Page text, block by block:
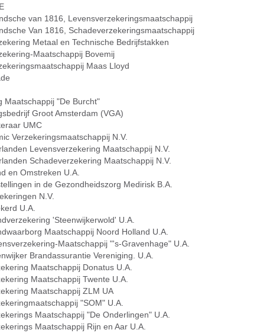
van 1816, Levensverzekeringsmaatschappij
Van 1816, Schadeverzekeringsmaatschappij
Metaal en Technische Bedrijfstakken
Maatschappij Bovemij
Maas Lloyd
Maatschappij "De Burcht"
Groot Amsterdam (VGA)
UMC
Verzekeringsmaatschappij N.V.
Levensverzekering Maatschappij N.V.
Schadeverzekering Maatschappij N.V.
en Omstreken U.A.
in de Gezondheidszorg Medirisk B.A.
N.V.
U.A.
'Steenwijkerwold' U.A.
Maatschappij Noord Holland U.A.
Maatschappij "'s-Gravenhage" U.A.
Brandassurantie Vereniging. U.A.
Maatschappij Donatus U.A.
Maatschappij Twente U.A.
Maatschappij ZLM UA
"SOM" U.A.
Maatschappij "De Onderlingen" U.A.
Maatschappij Rijn en Aar U.A.